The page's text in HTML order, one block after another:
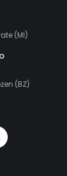
(MI)
(BZ)